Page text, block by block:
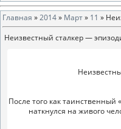
Главная »2014» Март» 11 »
Неизвестный сталкер —
После того как таинственный
наткнулся на живого